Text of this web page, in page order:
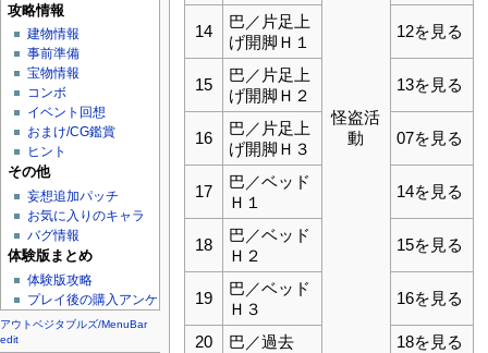
攻略情報
建物情報
事前準備
宝物情報
コンボ
イベント回想
おまけ/CG鑑賞
ヒント
その他
妄想追加パッチ
お気に入りのキャラ
バグ情報
体験版まとめ
体験版攻略
プレイ後の購入アンケ
アウトベジタブルズ/MenuBar
edit
怪盗活
動
14
巴／片足上
げ開脚Ｈ１
12を見る
15
巴／片足上
げ開脚Ｈ２
13を見る
16
巴／片足上
げ開脚Ｈ３
07を見る
17
巴／ベッド
Ｈ１
14を見る
18
巴／ベッド
Ｈ２
15を見る
19
巴／ベッド
Ｈ３
16を見る
20 巴／過去 18を見る